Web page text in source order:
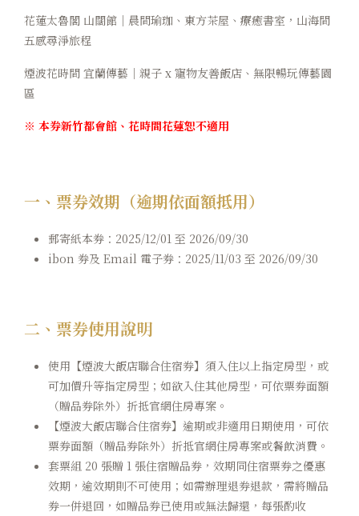
花蓮太魯閣 山闊館｜晨間瑜珈、東方茶屋、療癒書室，山海間
五感尋淨旅程
煙波花時間 宜蘭傳藝｜親子 x 寵物友善飯店、無限暢玩傳藝園
區
※ 本券新竹都會館、花時間花蓮恕不適用
一、票券效期（逾期依面額抵用）
郵寄紙本券：2025/12/01 至 2026/09/30
ibon 券及 Email 電子券：2025/11/03 至 2026/09/30
二、票券使用說明
使用【煙波大飯店聯合住宿券】須入住以上指定房型，或
可加價升等指定房型；如欲入住其他房型，可依票券面額
（贈品券除外）折抵官網住房專案。
【煙波大飯店聯合住宿券】逾期或非適用日期使用，可依
票券面額（贈品券除外）折抵官網住房專案或餐飲消費。
套票組 20 張贈 1 張住宿贈品券，效期同住宿票券之優惠
效期，逾效期則不可使用；如需辦理退券退款，需將贈品
券一併退回，如贈品券已使用或無法歸還，每張酌收
煙波顧客評論